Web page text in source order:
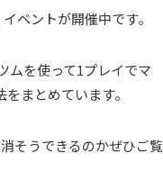
ベントが開催中です。
ムを使って1プレイでマ
まとめています。
そうできるのかぜひご覧